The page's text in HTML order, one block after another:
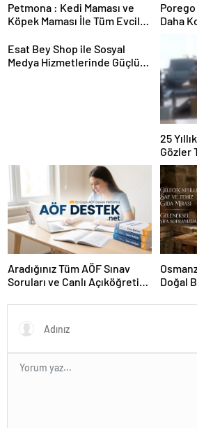
Petmona : Kedi Maması ve
Köpek Maması İle Tüm Evcil
Daha
Esat Bey Shop ile Sosyal
Medya Hizmetlerinde Güçlü
25
Gözler
Karar
Aradığınız Tüm AÖF Sınav
Soruları ve Canlı Açıköğretim
Doğal